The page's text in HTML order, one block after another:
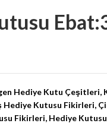
Hediye Kutu Çeşitleri,
Hediye Kutusu Fikirleri,
Fikirleri, Hediye